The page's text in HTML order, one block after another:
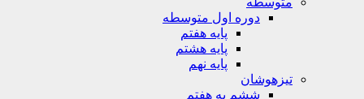
دوره اول متوسطه
پایه هفتم
پایه هشتم
پایه نهم
تیزهوشان
ششم به هفتم